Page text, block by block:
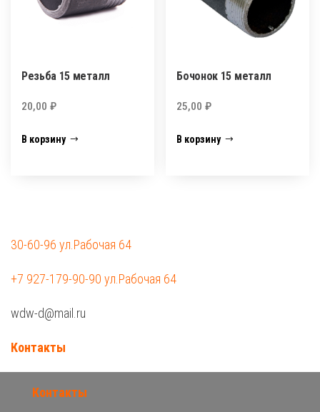
Резьба 15 металл
20,00 ₽
В корзину
Бочонок 15 металл
25,00₽
В корзину
30-60-96 ул.Рабочая 64
+7 927-179-90-90 ул.Рабочая 64
wdw-d@mail.ru
Контакты
Контакты